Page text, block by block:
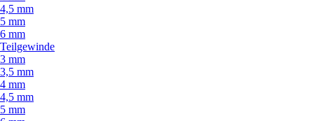
4,5 mm
5 mm
6 mm
Teilgewinde
3 mm
3,5 mm
4 mm
4,5 mm
5 mm